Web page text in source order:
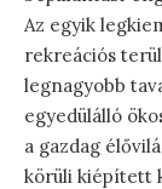
Az egyik
rekreációs
legnagyobb
egyedülálló
a gazdag
körüli kiépített